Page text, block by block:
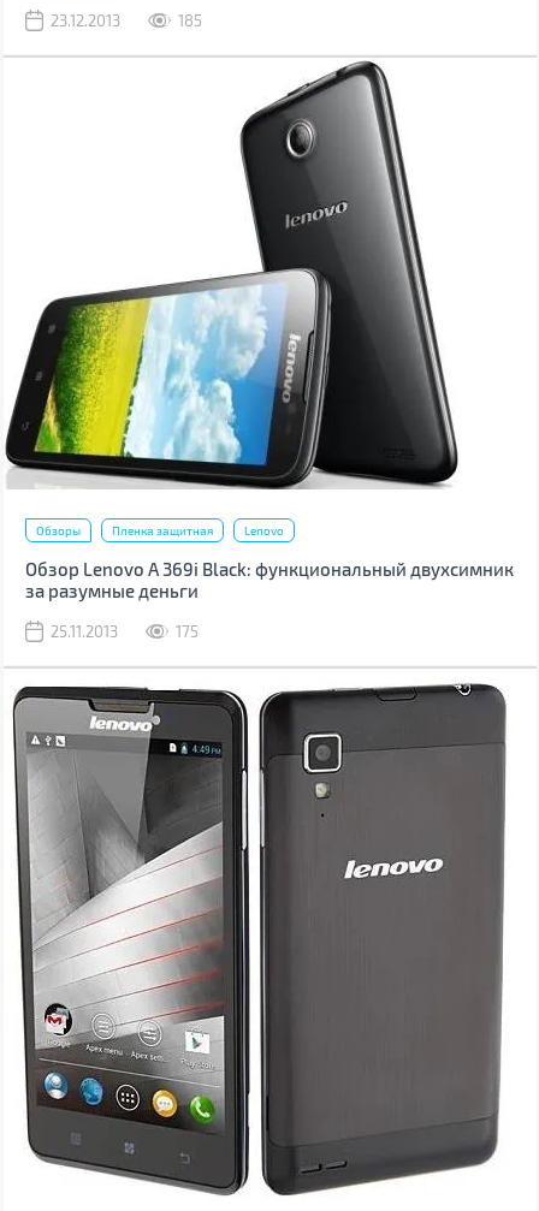
23.12.2013 185
Обзоры Пленка защитная Lenovo
Обзор Lenovo A 369i Black: функциональный двухсимник
за разумные деньги
25.11.2013 175